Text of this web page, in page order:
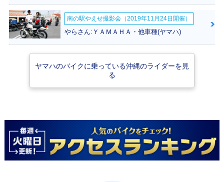
2017年 Vino DEL
2016年 Vino DEL
UXE Navy Style・
2016年 Vino DEL
2016年 Vino DEL
2016年 Vino DEL
2015年 Vino DEL
南の駅やえせ撮影会（2019年11月24日開催）
やらさん:ＹＡＭＡＨＡ・他車種(ヤマハ)
ヤマハのバイクに乗っている沖縄のライダーを見
る